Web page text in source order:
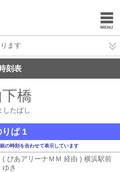
ます
刻表
橋
したばし
りば 1
の時刻を合わせて表示しています
( ぴあアリーナＭＭ 経由 ) 横浜駅前
ゆき